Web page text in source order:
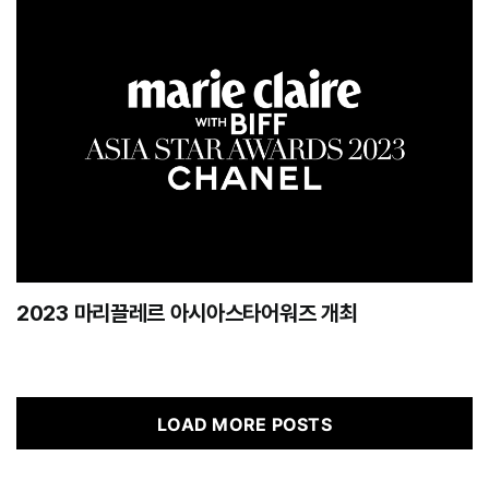
2023 마리끌레르 아시아스타어워즈 개최
LOAD MORE POSTS